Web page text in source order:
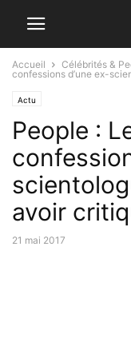
Accueil Célébrités &
confessions d’une ex-
Actu
People :
avoir
21 mai 2017